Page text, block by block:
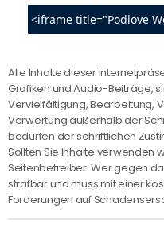
Alle Inhalte dieser
Grafiken und Audio-Beiträge,
Vervielfältigung, Bearbeitung,
Verwertung außerhalb der
bedürfen der schriftlichen
Sollten Sie Inhalte verwenden
Seitenbetreiber. Wer gegen
strafbar und muss mit einer
Forderungen auf